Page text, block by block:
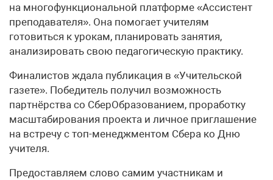
на многофункциональной платформе «Ассистент
преподавателя». Она помогает учителям
готовиться к урокам, планировать занятия,
анализировать свою педагогическую практику.
Финалистов ждала публикация в «Учительской
газете». Победитель получил возможность
партнёрства со СберОбразованием, проработку
масштабирования проекта и личное приглашение
на встречу с топ-менеджментом Сбера ко Дню
учителя.
Предоставляем слово самим участникам и